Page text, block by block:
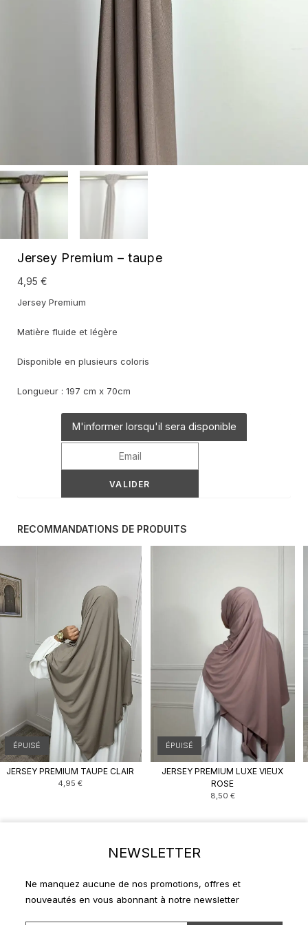
Jersey Premium – taupe
4,95 €
Jersey Premium
Matière fluide et légère
Disponible en plusieurs coloris
Longueur : 197 cm x 70cm
M'informer lorsqu'il sera disponible
RECOMMANDATIONS DE PRODUITS
ÉPUISÉ
JERSEY PREMIUM TAUPE CLAIR
4,95 €
ÉPUISÉ
JERSEY PREMIUM LUXE VIEUX
ROSE
8,50 €
NEWSLETTER
Ne manquez aucune de nos promotions, offres et
nouveautés en vous abonnant à notre newsletter